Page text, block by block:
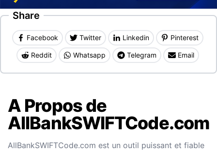
Share
Facebook Twitter Linkedin Pinterest
Reddit Whatsapp Telegram Email
A Propos de
AllBankSWIFTCode.com
AllBankSWIFTCode.com est un outil puissant et fiable